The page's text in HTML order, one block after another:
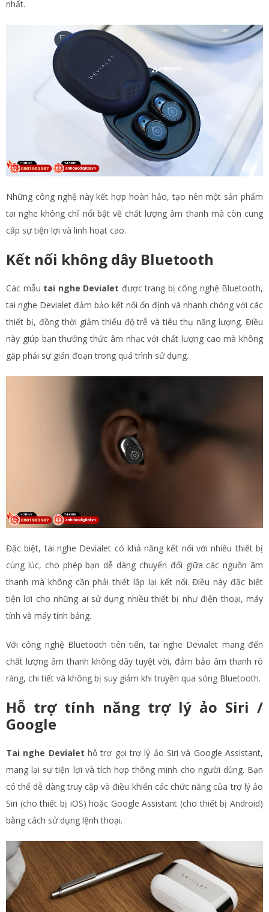
nhất.
Những công nghệ này kết hợp hoàn hảo, tạo nên một sản phẩm
tai nghe không chỉ nổi bật về chất lượng âm thanh mà còn cung
cấp sự tiện lợi và linh hoạt cao.
Kết nối không dây Bluetooth
Các mẫu tai nghe Devialet được trang bị công nghệ Bluetooth,
tai nghe Devialet đảm bảo kết nối ổn định và nhanh chóng với các
thiết bị, đồng thời giảm thiểu độ trễ và tiêu thụ năng lượng. Điều
này giúp bạn thưởng thức âm nhạc với chất lượng cao mà không
gặp phải sự gián đoạn trong quá trình sử dụng.
Đặc biệt, tai nghe Devialet có khả năng kết nối với nhiều thiết bị
cùng lúc, cho phép bạn dễ dàng chuyển đổi giữa các nguồn âm
thanh mà không cần phải thiết lập lại kết nối. Điều này đặc biệt
tiện lợi cho những ai sử dụng nhiều thiết bị như điện thoại, máy
tính và máy tính bảng.
Với công nghệ Bluetooth tiên tiến, tai nghe Devialet mang đến
chất lượng âm thanh không dây tuyệt vời, đảm bảo âm thanh rõ
ràng, chi tiết và không bị suy giảm khi truyền qua sóng Bluetooth.
Hỗ trợ tính năng trợ lý ảo Siri /
Google
Tai nghe Devialet hỗ trợ gọi trợ lý ảo Siri và Google Assistant,
mang lại sự tiện lợi và tích hợp thông minh cho người dùng. Bạn
có thể dễ dàng truy cập và điều khiển các chức năng của trợ lý ảo
Siri (cho thiết bị iOS) hoặc Google Assistant (cho thiết bị Android)
bằng cách sử dụng lệnh thoại.